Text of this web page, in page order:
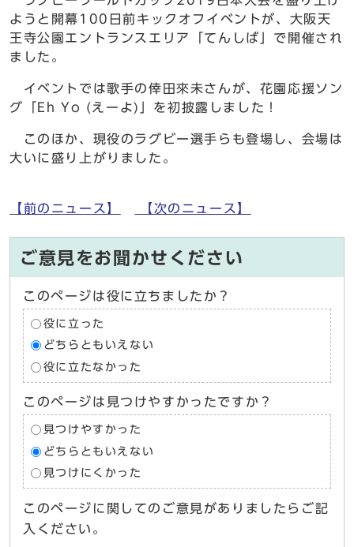
ようと開幕100日前キックオフイベントが、大阪天
王寺公園エントランスエリア「てんしば」で開催され
ました。
イベントでは歌手の倖田來未さんが、花園応援ソン
グ「Eh Yo (えーよ)」を初披露しました！
このほか、現役のラグビー選手らも登場し、会場は
大いに盛り上がりました。
【前のニュース】 【次のニュース】
ご意見をお聞かせください
このページは役に立ちましたか？
役に立った
どちらともいえない
役に立たなかった
このページは見つけやすかったですか？
見つけやすかった
どちらともいえない
見つけにくかった
このページに関してのご意見がありましたらご記
入ください。